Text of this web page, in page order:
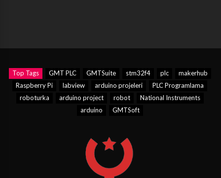
Top Tags GMT PLC GMTSuite stm32f4 plc
makerhub
Raspberry Pi
labview arduino projeleri
PLC Programlama
roboturka
arduino project robot
National Instruments
arduino
GMTSoft